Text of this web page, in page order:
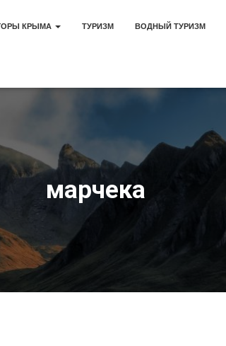
КРЫМА ТУРИЗМ ВОДНЫЙ ТУРИЗМ
марчека